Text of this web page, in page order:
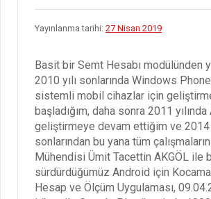
Yayınlanma tarihi: 27 Nisan 2019
Basit bir Semt Hesabı modülünden
2010 yılı sonlarında Windows
sistemli mobil cihazlar için
başladığım, daha sonra 2011
geliştirmeye devam ettiğim ve 2014
sonlarından bu yana tüm
Mühendisi Ümit Tacettin AKGÖL ile
sürdürdüğümüz Android için
Hesap ve Ölçüm Uygulaması,